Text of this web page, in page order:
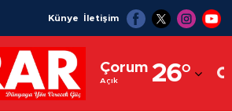
Künye İletişim
Çorum
Açık 26°
Adıyaman